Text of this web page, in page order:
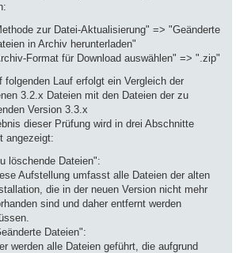
zur Datei-Aktualisierung" => "Geänderte
in Archiv herunterladen"
Format für Download auswählen" => ".zip"
folgenden Lauf erfolgt ein Vergleich der
3.2.x Dateien mit den Dateien der zu
Version 3.3.x
dieser Prüfung wird in drei Abschnitte
angezeigt:
löschende Dateien":
Aufstellung umfasst alle Dateien der alten
die in der neuen Version nicht mehr
sind und daher entfernt werden
Dateien":
werden alle Dateien geführt, die aufgrund